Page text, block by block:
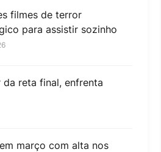
filmes de terror
para assistir sozinho
reta final, enfrenta
março com alta nos